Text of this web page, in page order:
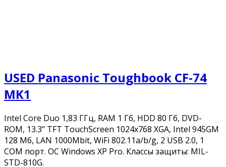
USED Panasonic Toughbook CF-74
MK1
Intel Core Duo 1,83 ГГц, RAM 1 Гб, HDD 80 Гб, DVD-
ROM, 13.3" TFT TouchScreen 1024x768 XGA, Intel 945GM
128 Мб, LAN 1000Mbit, WiFi 802.11a/b/g, 2 USB 2.0, 1
COM порт. ОС Windows XP Pro. Классы защиты: MIL-
STD-810G.